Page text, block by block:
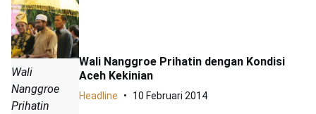
Wali
Nanggroe
Prihatin
Wali Nanggroe Prihatin dengan Kondisi
Aceh Kekinian
Headline 10 Februari 2014